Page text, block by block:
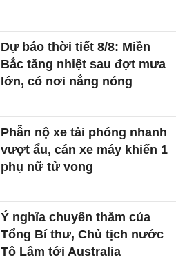
Dự báo thời tiết 8/8: Miền
Bắc tăng nhiệt sau đợt mưa
lớn, có nơi nắng nóng
Phẫn nộ xe tải phóng nhanh
vượt ẩu, cán xe máy khiến 1
phụ nữ tử vong
Ý nghĩa chuyến thăm của
Tổng Bí thư, Chủ tịch nước
Tô Lâm tới Australia